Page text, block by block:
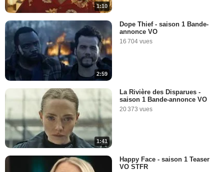
1:10
2:59
Dope Thief - saison 1 Bande-
annonce VO
16 704 vues
1:41
La Rivière des Disparues -
saison 1 Bande-annonce VO
20 373 vues
Happy Face - saison 1 Teaser
VO STFR